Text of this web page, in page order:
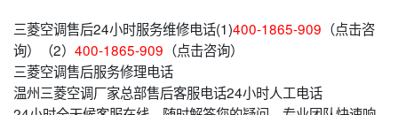
三菱空调售后24小时服务维修电话(1)400-1865-909 （点击咨
询）（2） 400-1865-909 （点击咨询）
三菱空调售后服务修理电话
温州三菱空调厂家总部售后客服电话24小时人工电话